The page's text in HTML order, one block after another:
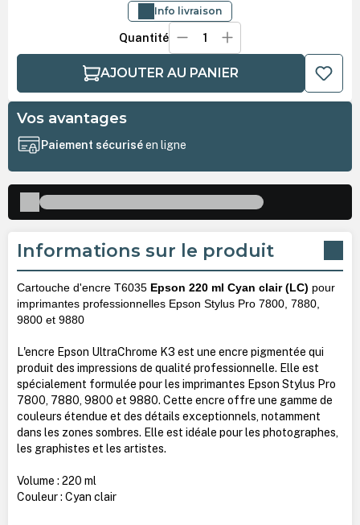
Info livraison
Quantité
AJOUTER AU PANIER
Vos avantages
Paiement sécuriséen ligne
Informations sur le produit
Cartouche d'encre T6035 Epson 220 ml Cyan clair (LC) pour
imprimantes professionnelles Epson Stylus Pro 7800, 7880,
9800 et 9880
L'encre Epson UltraChrome K3 est une encre pigmentée qui
produit des impressions de qualité professionnelle. Elle est
spécialement formulée pour les imprimantes Epson Stylus Pro
7800, 7880, 9800 et 9880. Cette encre offre une gamme de
couleurs étendue et des détails exceptionnels, notamment
dans les zones sombres. Elle est idéale pour les photographes,
les graphistes et les artistes.
Volume : 220 ml
Couleur : Cyan clair